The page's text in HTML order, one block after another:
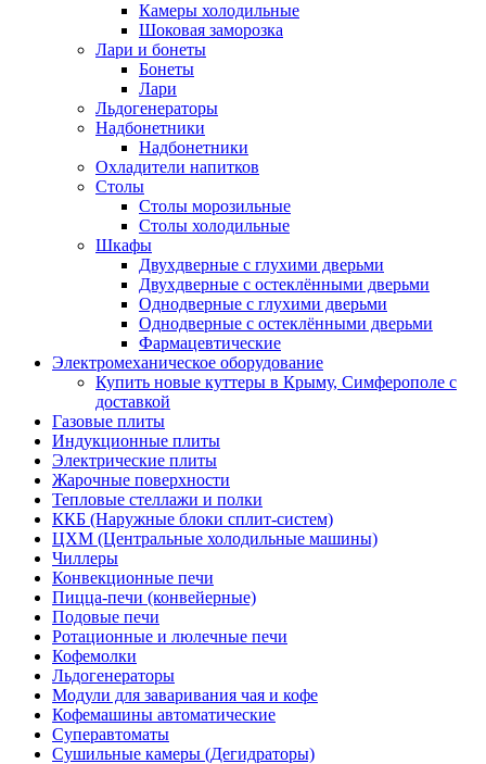
Камеры холодильные
Шоковая заморозка
Лари и бонеты
Бонеты
Лари
Льдогенераторы
Надбонетники
Надбонетники
Охладители напитков
Столы
Столы морозильные
Столы холодильные
Шкафы
Двухдверные с глухими дверьми
Двухдверные с остеклёнными дверьми
Однодверные с глухими дверьми
Однодверные с остеклёнными дверьми
Фармацевтические
Электромеханическое оборудование
Купить новые куттеры в Крыму, Симферополе с
доставкой
Газовые плиты
Индукционные плиты
Электрические плиты
Жарочные поверхности
Тепловые стеллажи и полки
ККБ (Наружные блоки сплит-систем)
ЦХМ (Центральные холодильные машины)
Чиллеры
Конвекционные печи
Пицца-печи (конвейерные)
Подовые печи
Ротационные и люлечные печи
Кофемолки
Льдогенераторы
Модули для заваривания чая и кофе
Кофемашины автоматические
Суперавтоматы
Сушильные камеры (Дегидраторы)